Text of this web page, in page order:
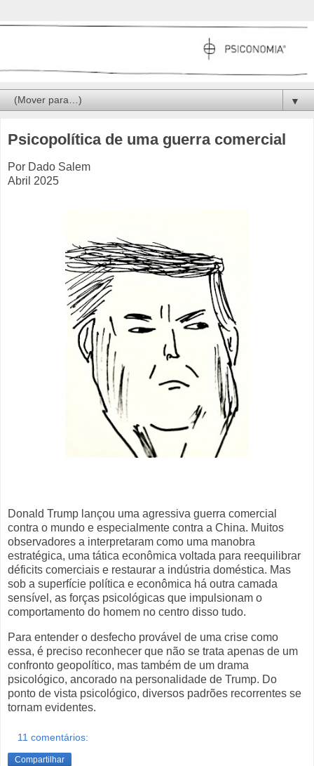
▼
Psicopolítica de uma guerra comercial
Por Dado Salem
Abril 2025
Donald Trump lançou uma agressiva guerra comercial
contra o mundo e especialmente contra a China. Muitos
observadores a interpretaram como uma manobra
estratégica, uma tática econômica voltada para reequilibrar
déficits comerciais e restaurar a indústria doméstica. Mas
sob a superfície política e econômica há outra camada
sensível, as forças psicológicas que impulsionam o
comportamento do homem no centro disso tudo.
Para entender o desfecho provável de uma crise como
essa, é preciso reconhecer que não se trata apenas de um
confronto geopolítico, mas também de um drama
psicológico, ancorado na personalidade de Trump. Do
ponto de vista psicológico, diversos padrões recorrentes se
tornam evidentes.
11 comentários:
Compartilhar